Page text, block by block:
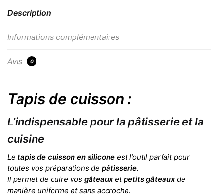
Description
Informations complémentaires
Avis 0
Tapis de cuisson :
L’indispensable pour la pâtisserie et la
cuisine
Le tapis de cuisson en silicone est l’outil parfait pour
toutes vos préparations de pâtisserie.
Il permet de cuire vos gâteauxetpetits gâteauxde
manière uniforme et sans accroche.